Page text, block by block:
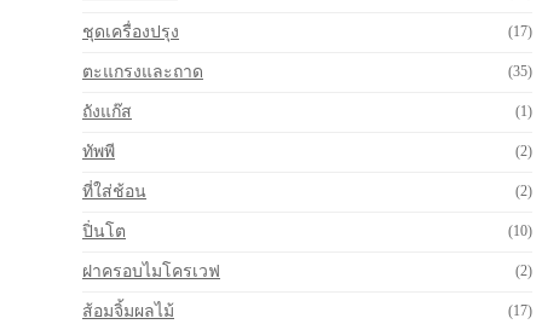
ชุดเครื่องปรุง (17)
ตะแกรงและถาด (35)
ถังแก๊ส (1)
ทัพพี (2)
ที่ใส่ช้อน (2)
ปิ่นโต (10)
ฝาครอบไมโครเวฟ (2)
ส้อมจิ้มผลไม้ (17)